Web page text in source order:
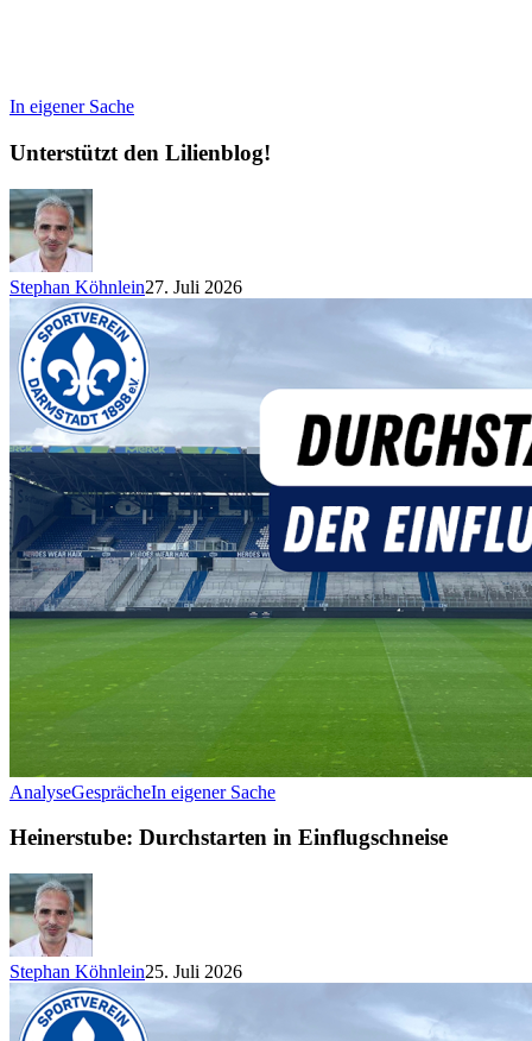
In eigener Sache
Unterstützt den Lilienblog!
Stephan Köhnlein27. Juli 2026
AnalyseGesprächeIn eigener Sache
Heinerstube: Durchstarten in Einflugschneise
Stephan Köhnlein25. Juli 2026